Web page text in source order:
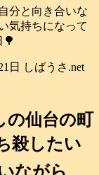
分と向き合いな
気持ちになって
日
しばうさ.net
の仙台の町
殺したい